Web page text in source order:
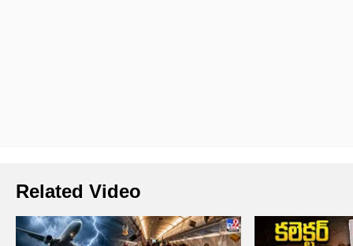
Related Video